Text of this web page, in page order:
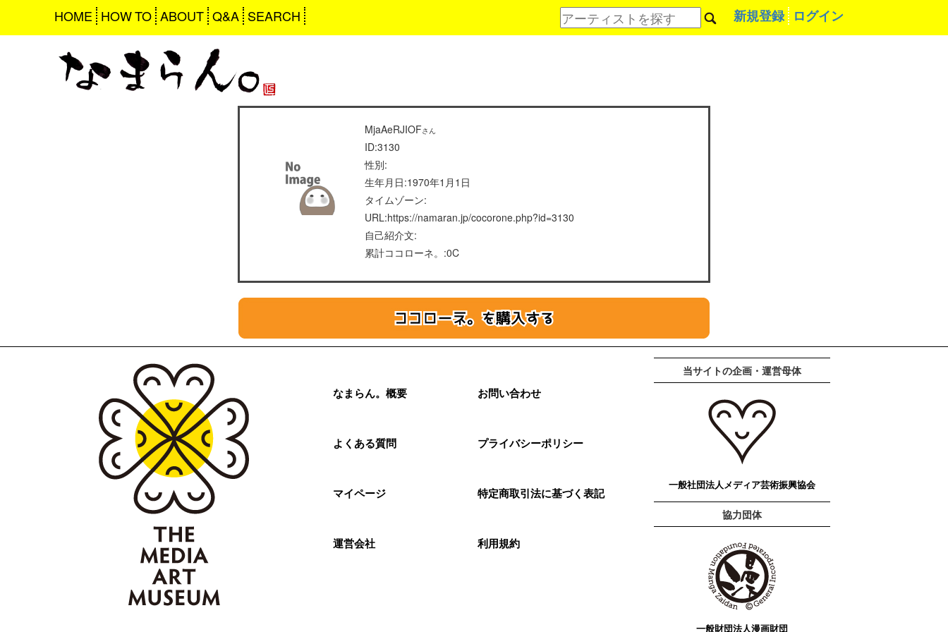
HOME HOW TO ABOUT Q&A SEARCH 新規登録 ログイン
MjaAeRJIOFさん
ID:3130
性別:
生年月日:1970年1月1日
タイムゾーン:
URL:https://namaran.jp/cocorone.php?id=3130
自己紹介文:
累計ココローネ。:0C
なまらん。概要
よくある質問
マイページ
運営会社
お問い合わせ
プライバシーポリシー
特定商取引法に基づく表記
利用規約
当サイトの企画・運営母体
一般社団法人メディア芸術振興協会
協力団体
一般財団法人漫画財団